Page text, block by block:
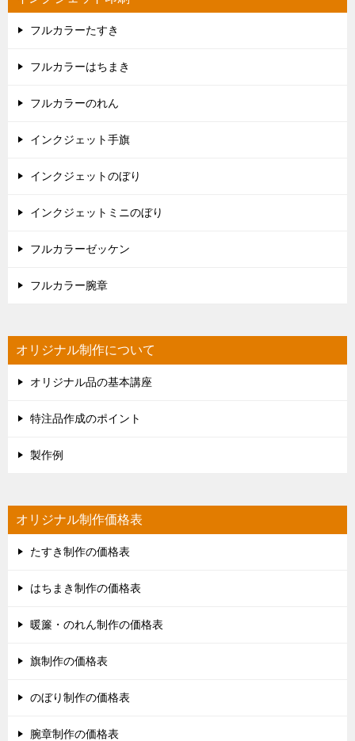
フルカラーたすき
フルカラーはちまき
フルカラーのれん
インクジェット手旗
インクジェットのぼり
インクジェットミニのぼり
フルカラーゼッケン
フルカラー腕章
オリジナル制作について
オリジナル品の基本講座
特注品作成のポイント
製作例
オリジナル制作価格表
たすき制作の価格表
はちまき制作の価格表
暖簾・のれん制作の価格表
旗制作の価格表
のぼり制作の価格表
腕章制作の価格表